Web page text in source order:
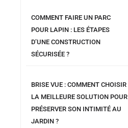
COMMENT FAIRE UN PARC
POUR LAPIN : LES ÉTAPES
D’UNE CONSTRUCTION
SÉCURISÉE ?
BRISE VUE : COMMENT CHOISIR
LA MEILLEURE SOLUTION POUR
PRÉSERVER SON INTIMITÉ AU
JARDIN ?